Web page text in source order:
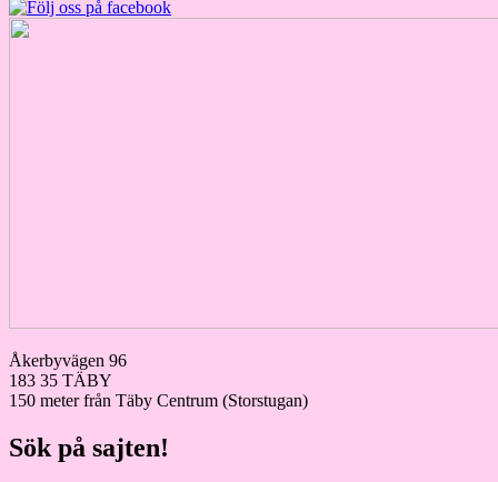
Åkerbyvägen 96
183 35 TÄBY
150 meter från Täby Centrum (Storstugan)
Sök på sajten!